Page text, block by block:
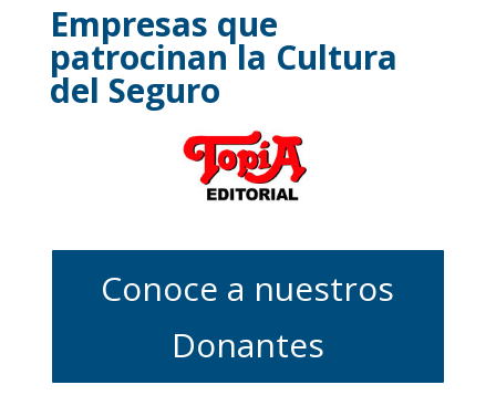
Empresas que
patrocinan la Cultura
del Seguro
Conoce a nuestros
Donantes